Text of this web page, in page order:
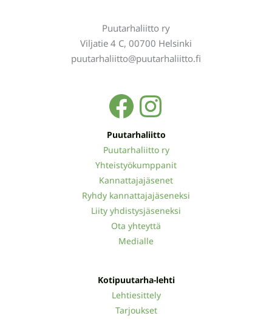
Puutarhaliitto ry
Viljatie 4 C, 00700 Helsinki
puutarhaliitto@puutarhaliitto.fi
Facebook
Puutarhaliitto
Puutarhaliitto ry
Yhteistyökumppanit
Kannattajajäsenet
Ryhdy kannattajajäseneksi
Liity yhdistysjäseneksi
Ota yhteyttä
Medialle
Kotipuutarha-lehti
Lehtiesittely
Tarjoukset